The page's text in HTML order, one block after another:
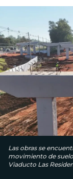
Las obras se
movimiento de
Viaducto Las